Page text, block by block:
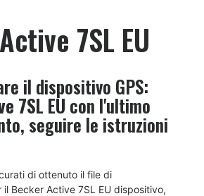
7SL EU
il dispositivo GPS:
7SL EU con l'ultimo
seguire le istruzioni
di ottenuto il file di
Becker Active 7SL EU dispositivo,